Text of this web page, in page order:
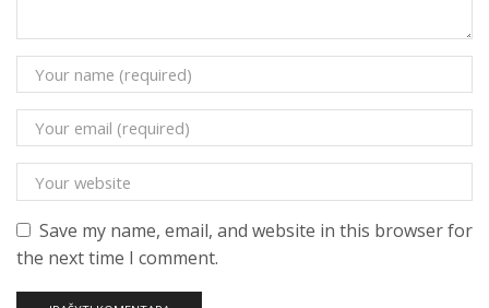
Save my name, email, and website in this browser for
the next time I comment.